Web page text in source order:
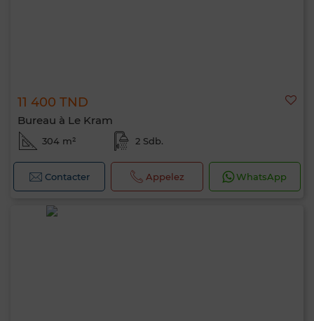
11 400 TND
Bureau à Le Kram
304 m² 2 Sdb.
Contacter Appelez WhatsApp